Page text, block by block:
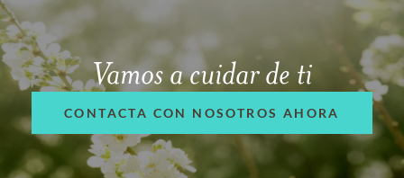
Vamos a cuidar de ti
CONTACTA CON NOSOTROS AHORA